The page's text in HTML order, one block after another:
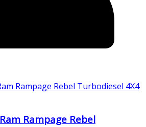
Ram Rampage Rebel